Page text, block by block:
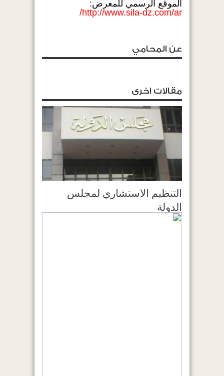
الموقع الرسمي للمعرض:
http://www.sila-dz.com/ar/
عن المحامي
مقالات اخرى
التنظيم الاستشاري لمجلس
الدولة